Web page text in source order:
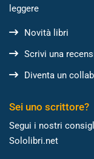
leggere
Novità libri
Scrivi una
Diventa un
Sei uno scrittore?
Segui i nostri
Sololibri.net